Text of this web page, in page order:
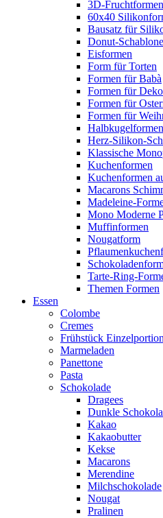
3D-Fruchtformen
60x40
Bausatz für
Donut-Schablone
Eisformen
Form für Torten
Formen für Babà
Formen für
Formen für
Formen für
Halbkugelformen
Herz-Silikon-
Klassische
Kuchenformen
Kuchenformen
Macarons
Madeleine-
Mono Moderne
Muffinformen
Nougatform
Tarte-Ring-
Themen Formen
Essen
Colombe
Cremes
Frühstück
Marmeladen
Panettone
Pasta
Schokolade
Dragees
Dunkle
Kakao
Kakaobutter
Kekse
Macarons
Merendine
Milchschokolade
Nougat
Pralinen